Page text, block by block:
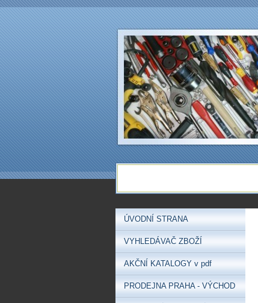
ÚVODNÍ STRANA
VYHLEDÁVAČ ZBOŽÍ
AKČNÍ KATALOGY v pdf
PRODEJNA PRAHA - VÝCHOD